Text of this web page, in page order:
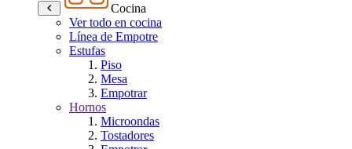
Cocina
Ver todo en cocina
Línea de Empotre
Estufas
Piso
Mesa
Empotrar
Hornos
Microondas
Tostadores